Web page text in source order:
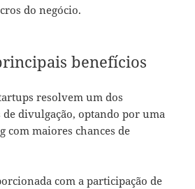
do negócio.
benefícios
resolvem um dos
divulgação, optando por uma
com maiores chances de
com a participação de